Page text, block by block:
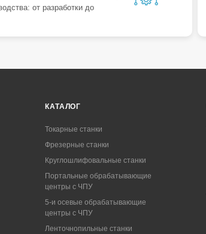
от разработки до
КАТАЛОГ
Токарные станки
Фрезерные станки
Круглошлифовальные станки
Портальные обрабатывающие
центры с ЧПУ
5-и осевые обрабатывающие
центры с ЧПУ
Ленточнопильные станки